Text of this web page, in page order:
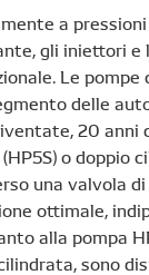
a
gli iniettori
Le
delle
20 anni
o doppio
una valvola
ottimale,
alla pompa
sono